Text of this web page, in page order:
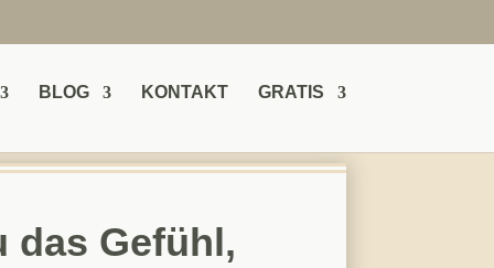
BLOG KONTAKT GRATIS
das Gefühl,